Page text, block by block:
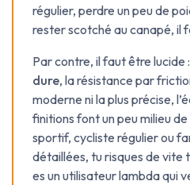
régulier, perdre un peu de
rester scotché au canapé, il
Par contre, il faut être lucide
dure, la résistance par
moderne ni la plus précise,
finitions font un peu milieu
sportif, cycliste régulier ou
détaillées, tu risques de vite
es un utilisateur lambda qui